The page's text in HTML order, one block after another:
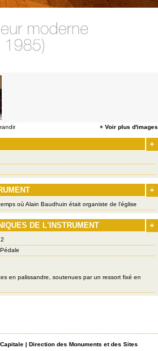
+ Voir plus d'images
+
+
où Alain Baudhuin était organiste de l'église
+
DE L'INSTRUMENT
en palissandre, soutenues par un ressort fixé en
| Direction des Monuments et des Sites